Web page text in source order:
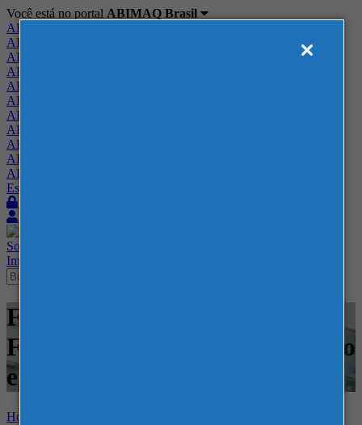
Você está no portal ABIMAQ Brasil
ABIMAQ Brasil
ABIMAQ Minas Gerais
ABIMAQ Norte-Nordeste
ABIMAQ Paraná
ABIMAQ Piracicaba
ABIMAQ Ribeirão Preto
ABIMAQ Rio de Janeiro
ABIMAQ Rio Grande do Sul
ABIMAQ Santa Catarina
ABIMAQ São Paulo
ABIMAQ Vale do Paraíba
Escritório de Relações Governamentais
Sobre
Imprensa
Feiras - Distrito Anhembi -
Feira Nacional - Movimentação
e Armazenagem
Home